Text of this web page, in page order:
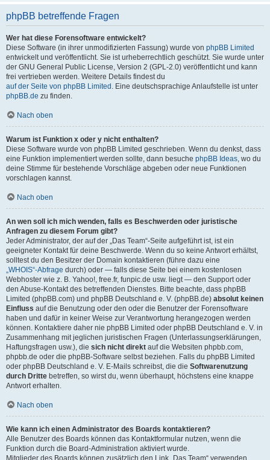
phpBB betreffende Fragen
Wer hat diese Forensoftware entwickelt?
Diese Software (in ihrer unmodifizierten Fassung) wurde von phpBB Limited
entwickelt und veröffentlicht. Sie ist urheberrechtlich geschützt. Sie wurde unter
der GNU General Public License, Version 2 (GPL-2.0) veröffentlicht und kann
frei vertrieben werden. Weitere Details findest du
auf der Seite von phpBB Limited . Eine deutschsprachige Anlaufstelle ist unter
phpBB.de zu finden.
Nach oben
Warum ist Funktion x oder y nicht enthalten?
Diese Software wurde von phpBB Limited geschrieben. Wenn du denkst, dass
eine Funktion implementiert werden sollte, dann besuche phpBB Ideas, wo du
deine Stimme für bestehende Vorschläge abgeben oder neue Funktionen
vorschlagen kannst.
Nach oben
An wen soll ich mich wenden, falls es Beschwerden oder juristische
Anfragen zu diesem Forum gibt?
Jeder Administrator, der auf der „Das Team“-Seite aufgeführt ist, ist ein
geeigneter Kontakt für deine Beschwerde. Wenn du so keine Antwort erhältst,
solltest du den Besitzer der Domain kontaktieren (führe dazu eine
„WHOIS“-Abfrage durch) oder — falls diese Seite bei einem kostenlosen
Webhoster wie z. B. Yahoo!, free.fr, funpic.de usw. liegt — den Support oder
den Abuse-Kontakt des betreffenden Dienstes. Bitte beachte, dass phpBB
Limited (phpBB.com) und phpBB Deutschland e. V. (phpBB.de) absolut keinen
Einfluss auf die Benutzung oder den oder die Benutzer der Forensoftware
haben und dafür in keiner Weise zur Verantwortung herangezogen werden
können. Kontaktiere daher nie phpBB Limited oder phpBB Deutschland e. V. in
Zusammenhang mit jeglichen juristischen Fragen (Unterlassungserklärungen,
Haftungsfragen usw.), die sich nicht direkt auf die Websiten phpbb.com,
phpbb.de oder die phpBB-Software selbst beziehen. Falls du phpBB Limited
oder phpBB Deutschland e. V. E-Mails schreibst, die die Softwarenutzung
durch Dritte betreffen, so wirst du, wenn überhaupt, höchstens eine knappe
Antwort erhalten.
Nach oben
Wie kann ich einen Administrator des Boards kontaktieren?
Alle Benutzer des Boards können das Kontaktformular nutzen, wenn die
Funktion durch die Board-Administration aktiviert wurde.
Mitglieder des Boards können zusätzlich den Link „Das Team“ verwenden.